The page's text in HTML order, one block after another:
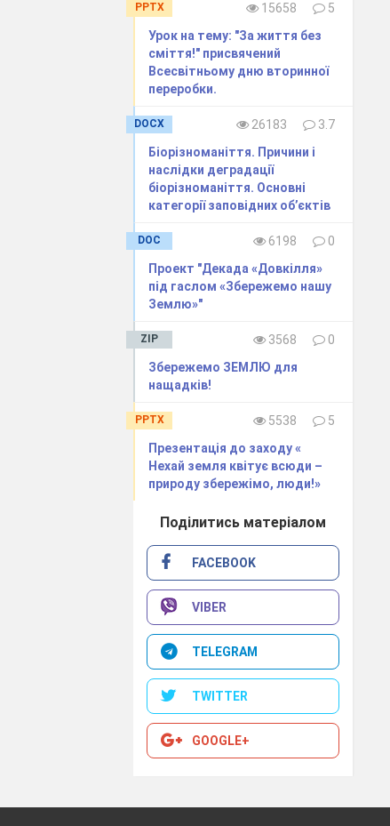
PPTX 15658
5
Урок на тему: "За життя без
сміття!" присвячений
Всесвітньому дню вторинної
переробки.
DOCX 26183
3.7
Біорізноманіття. Причини і
наслідки деградації
біорізноманіття. Основні
категорії заповідних об’єктів
DOC 6198
0
Проект "Декада «Довкілля»
під гаслом «Збережемо нашу
Землю»"
ZIP 3568
0
Збережемо ЗЕМЛЮ для
нащадків!
PPTX 5538
5
Презентація до заходу «
Нехай земля квітує всюди –
природу збережімо, люди!»
Поділитись матеріалом
FACEBOOK
VIBER
TELEGRAM
TWITTER
GOOGLE+